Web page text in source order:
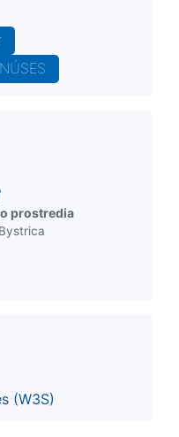
prostredia
(W3S)